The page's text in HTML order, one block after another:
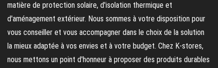
matière de protection solaire, d'isolation thermique et
d'aménagement extérieur. Nous sommes à votre disposition pour
vous conseiller et vous accompagner dans le choix de la solution
la mieux adaptée à vos envies et à votre budget. Chez K-stores,
nous mettons un point d'honneur à proposer des produits durables